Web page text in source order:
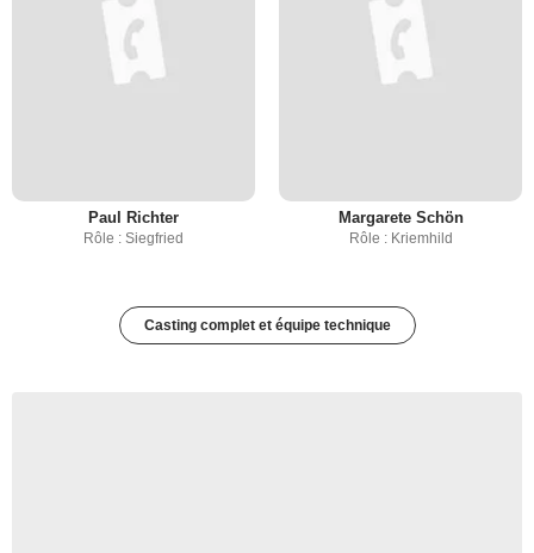
Paul Richter
Rôle : Siegfried
Margarete Schön
Rôle : Kriemhild
Casting complet et équipe technique